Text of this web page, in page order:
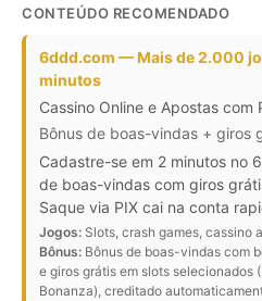
CONTEÚDO RECOMENDADO
6ddd.com — Mais de 2.000
minutos
Cassino Online e Apostas com
Bônus de boas-vindas + giros
Cadastre-se em 2 minutos no
de boas-vindas com giros
Saque via PIX cai na conta
Jogos: Slots, crash games, cassino
Bônus: Bônus de boas-vindas com
e giros grátis em slots selecionados
Bonanza), creditado